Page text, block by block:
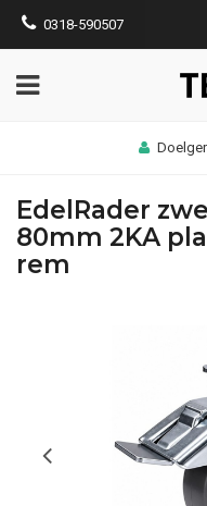
0318-590507
EdelRader
80mm 2KA
rem